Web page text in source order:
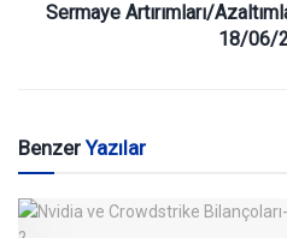
Sermaye Artırımları/
18/06/
BenzerYazılar